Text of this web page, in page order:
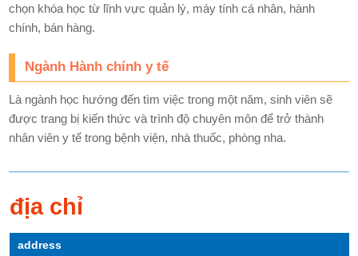
chọn khóa học từ lĩnh vực quản lý, máy tính cá nhân, hành
chính, bán hàng.
Ngành Hành chính y tế
Là ngành học hướng đến tìm việc trong một năm, sinh viên sẽ
được trang bị kiến thức và trình độ chuyên môn để trở thành
nhân viên y tế trong bệnh viện, nhà thuốc, phòng nha.
địa chỉ
address